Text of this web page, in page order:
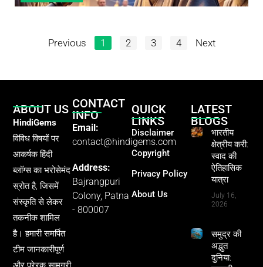
Previous 1 2 3 4 Next
ABOUT US
HindiGems
विविध विषयों पर
आकर्षक हिंदी
ब्लॉग्स का भरोसेमंद
स्रोत है, जिसमें
संस्कृति से लेकर
तकनीक शामिल
है। हमारी समर्पित
टीम जानकारीपूर्ण
CONTACT
INFO
Email:
contact@hindigems.com
Address:
Bajrangpuri
Colony, Patna
- 800007
QUICK
LINKS
Disclaimer
Copyright
Privacy Policy
About Us
LATEST
BLOGS
भारतीय
क्षेत्रीय करी:
स्वाद की
ऐतिहासिक
यात्रा
July 16,
2026
समुद्र की
अद्भुत
दुनिया: